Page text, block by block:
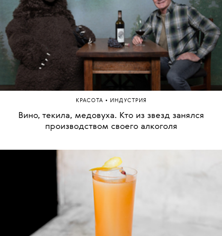
КРАСОТА • ИНДУСТРИЯ
Вино, текила, медовуха. Кто из звезд занялся
производством своего алкоголя